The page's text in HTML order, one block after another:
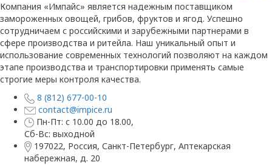
Компания «Импайс» является надежным поставщиком
замороженных овощей, грибов, фруктов и ягод. Успешно
сотрудничаем с российскими и зарубежными партнерами в
сфере производства и ритейла. Наш уникальный опыт и
использование современных технологий позволяют на каждом
этапе производства и транспортировки применять самые
строгие меры контроля качества.
8 (812) 677-00-10
contact@impice.ru
Пн-Пт: с 10.00 до 18.00,
Сб-Вс: выходной
197022, Россия, Санкт-Петербург, Аптекарская
набережная, д. 20